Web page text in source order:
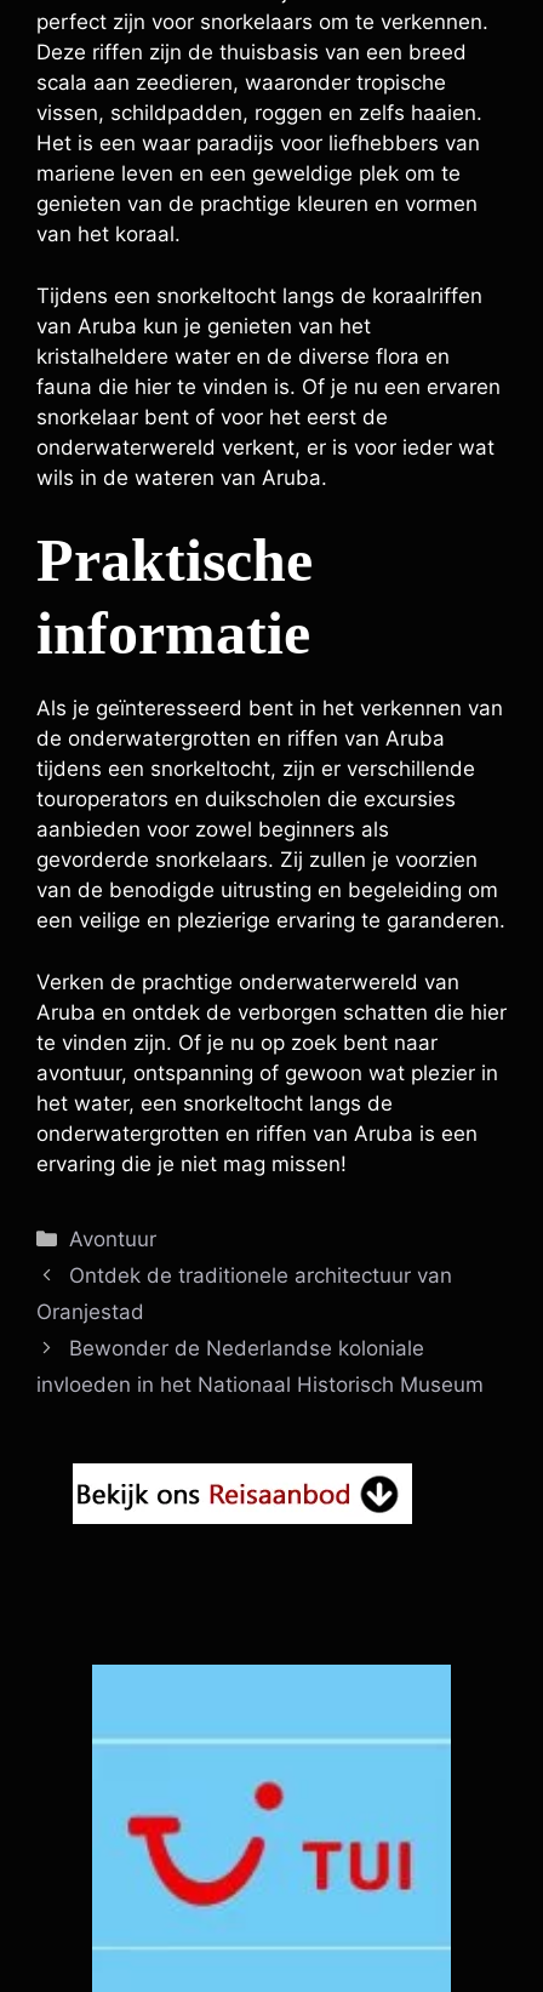
perfect zijn voor snorkelaars om te verkennen.
Deze riffen zijn de thuisbasis van een breed
scala aan zeedieren, waaronder tropische
vissen, schildpadden, roggen en zelfs haaien.
Het is een waar paradijs voor liefhebbers van
mariene leven en een geweldige plek om te
genieten van de prachtige kleuren en vormen
van het koraal.
Tijdens een snorkeltocht langs de koraalriffen
van Aruba kun je genieten van het
kristalheldere water en de diverse flora en
fauna die hier te vinden is. Of je nu een ervaren
snorkelaar bent of voor het eerst de
onderwaterwereld verkent, er is voor ieder wat
wils in de wateren van Aruba.
Praktische
informatie
Als je geïnteresseerd bent in het verkennen van
de onderwatergrotten en riffen van Aruba
tijdens een snorkeltocht, zijn er verschillende
touroperators en duikscholen die excursies
aanbieden voor zowel beginners als
gevorderde snorkelaars. Zij zullen je voorzien
van de benodigde uitrusting en begeleiding om
een veilige en plezierige ervaring te garanderen.
Verken de prachtige onderwaterwereld van
Aruba en ontdek de verborgen schatten die hier
te vinden zijn. Of je nu op zoek bent naar
avontuur, ontspanning of gewoon wat plezier in
het water, een snorkeltocht langs de
onderwatergrotten en riffen van Aruba is een
ervaring die je niet mag missen!
Categorieën
Avontuur
Ontdek de traditionele architectuur van
Oranjestad
Bewonder de Nederlandse koloniale
invloeden in het Nationaal Historisch Museum